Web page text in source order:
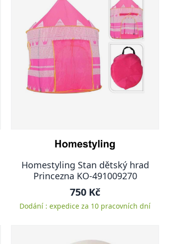
Homestyling Stan dětský hrad
Princezna KO-491009270
750 Kč
Dodání : expedice za 10 pracovních dní